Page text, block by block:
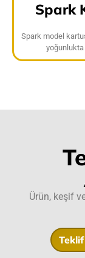
Spark
Spark model
Ürün, keşif